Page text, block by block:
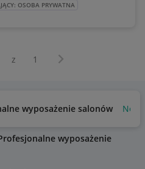
OSOBA PRYWATNA
z 1 Następna strona
wyposażenie salonów Nowy
wyposażenie